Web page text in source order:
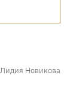
Лидия Новикова